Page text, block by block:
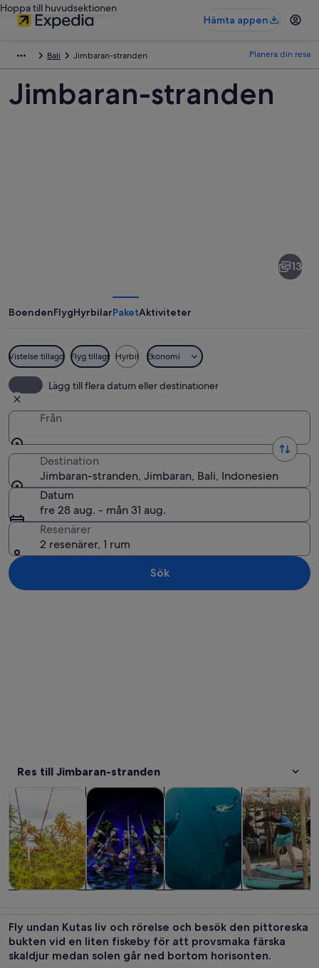
Hoppa till huvudsektionen
Hämta appen
Bali Jimbaran-stranden Planera din resa
Jimbaran-stranden
13
BoendenFlygHyrbilarPaketAktiviteter
Vistelse tillagd Flyg tillagt Hyrbil Ekonomi
Lägg till flera datum eller destinationer
Från
Destination
Jimbaran-stranden, Jimbaran, Bali, Indonesien
Datum
fre 28 aug. - mån 31 aug.
Resenärer
2 resenärer, 1 rum
Sök
Res till Jimbaran-stranden
Turer och dagsutflykter Öppnas i ny flik
Historia och kultur Öppnas i ny flik
turer
Privata och skräddarsydda
Fly undan Kutas liv och rörelse och besök den pittoreska
bukten vid en liten fiskeby för att provsmaka färska
skaldjur medan solen går ned bortom horisonten.